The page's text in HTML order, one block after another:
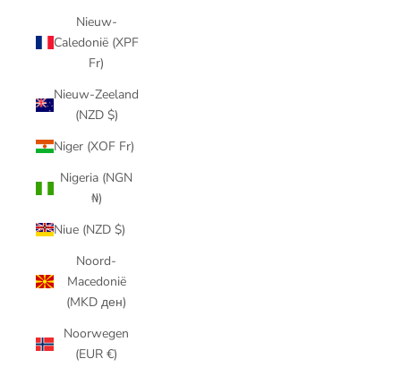
Nieuw-
Caledonië (XPF
Fr)
Nieuw-Zeeland
(NZD $)
Niger (XOF Fr)
Nigeria (NGN
₦)
Niue (NZD $)
Noord-
Macedonië
(MKD ден)
Noorwegen
(EUR €)